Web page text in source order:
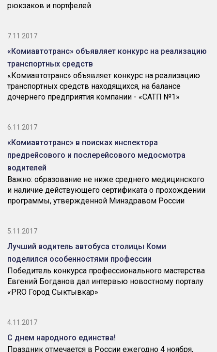
рюкзаков и портфелей
7.11.2017
«Комиавтотранс» объявляет конкурс на реализацию
транспортных средств
«Комиавтотранс» объявляет конкурс на реализацию
транспортных средств находящихся, на балансе
дочернего предприятия компании - «САТП №1»
6.11.2017
«Комиавтотранс» в поисках инспектора
предрейсового и послерейсового медосмотра
водителей
Важно: образование не ниже среднего медицинского
и наличие действующего сертификата о прохождении
программы, утвержденной Минздравом России
5.11.2017
Лучший водитель автобуса столицы Коми
поделился особенностями профессии
Победитель конкурса профессионального мастерства
Евгений Богданов дал интервью новостному порталу
«PRO Город Сыктывкар»
4.11.2017
С днем народного единства!
Праздник отмечается в России ежегодно 4 ноября,